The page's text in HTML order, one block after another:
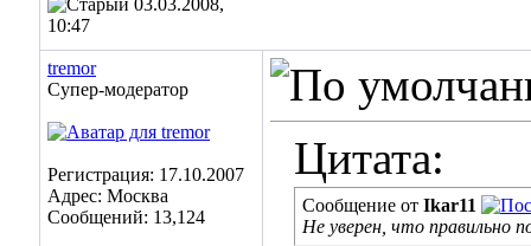
03.03.2008,
10:47
tremor
Супер-модератор
Регистрация: 17.10.2007
Адрес: Москва
Сообщений: 13,124
Цитата:
Сообщение от Ikar11
Не уверен, что правильно